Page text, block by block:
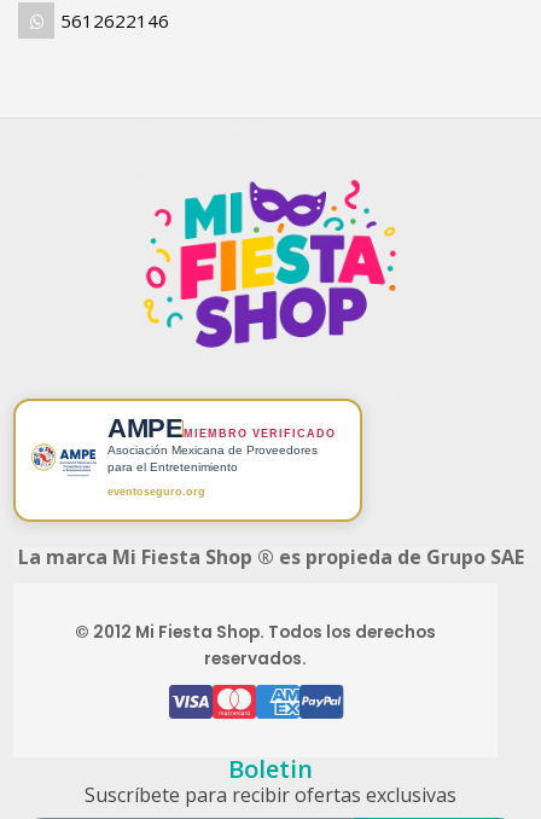
5612622146
AMPE MIEMBRO VERIFICADO
Asociación Mexicana de Proveedores
para el Entretenimiento
eventoseguro.org
La marca Mi Fiesta Shop ® es propieda de Grupo SAE
© 2012 Mi Fiesta Shop. Todos los derechos
reservados.
Boletin
Suscríbete para recibir ofertas exclusivas